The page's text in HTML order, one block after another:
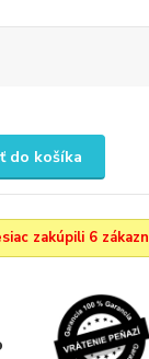
do košíka
zakúpili 6